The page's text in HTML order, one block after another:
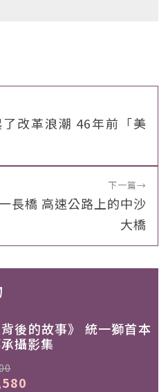
改革浪潮 46年前「美
下一篇→
長橋 高速公路上的中沙
大橋
背後的故事》 統一獅首本
攝影集